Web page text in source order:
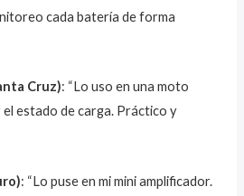
cada batería de forma
Cruz): “Lo uso en una moto
estado de carga. Práctico y
: “Lo puse en mi mini amplificador.